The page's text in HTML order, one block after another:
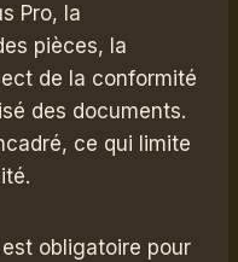
Pro, la
pièces, la
de la conformité
des documents.
ce qui limite
obligatoire pour